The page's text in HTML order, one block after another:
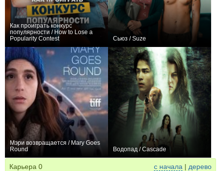
Как проиграть конкурс
популярности / How to Lose a
Popularity Contest
Сьюз / Suze
Мэри возвращается / Mary Goes
Round
Водопад / Cascade
Карьера 0 с начала | дерево